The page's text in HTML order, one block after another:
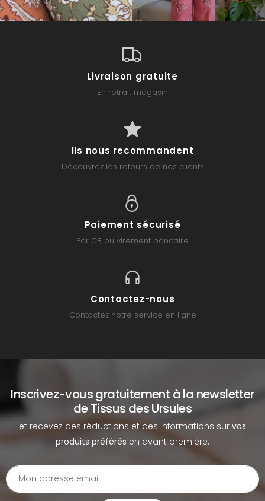
Livraison gratuite
En retrait magasin
Ils nous recommandent
Découvrez les retours de nos clients
Paiement sécurisé
Par CB ou virement bancaire
Contactez-nous
Contactez notre service en ligne
Inscrivez-vous gratuitement à la newsletter
de Tissus des Ursules
et recevez des réductions et des informations sur vos
produits préférés en avant première.